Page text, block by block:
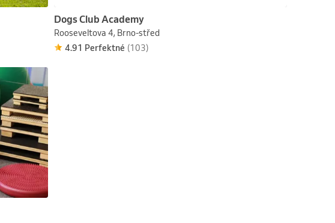
Dogs Club Academy
Rooseveltova 4, Brno-střed
4.91 Perfektné (103)